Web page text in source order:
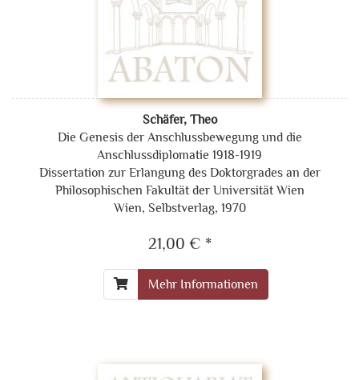
Schäfer, Theo
Die Genesis der Anschlussbewegung und die
Anschlussdiplomatie 1918-1919
Dissertation zur Erlangung des Doktorgrades an der
Philosophischen Fakultät der Universität Wien
Wien, Selbstverlag, 1970
21,00 € *
Mehr Informationen